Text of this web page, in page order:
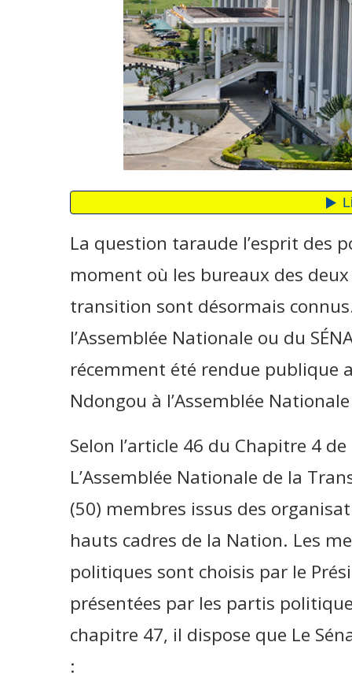
La question taraude l’esprit des
moment où les bureaux des
transition sont désormais
l’Assemblée Nationale ou du
récemment été rendue publique
Ndongou à l’Assemblée
Selon l’article 46 du Chapitre 4
L’Assemblée Nationale de la
(50) membres issus des
hauts cadres de la Nation. Les
politiques sont choisis par le
présentées par les partis
chapitre 47, il dispose que Le
: